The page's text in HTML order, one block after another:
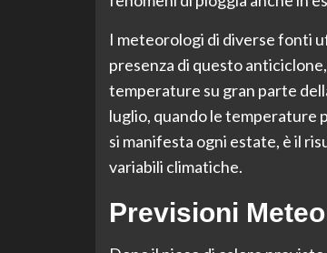
I meteorologi di diverse fonti
presenza di questo
temperature su gran parte
luglio, quando le temperature
si manifesta ogni estate, è il
variabili climatiche.
Previsioni